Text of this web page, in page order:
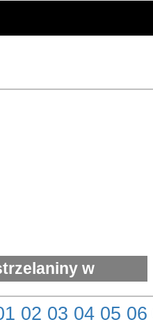
w
02 03 04 05 06